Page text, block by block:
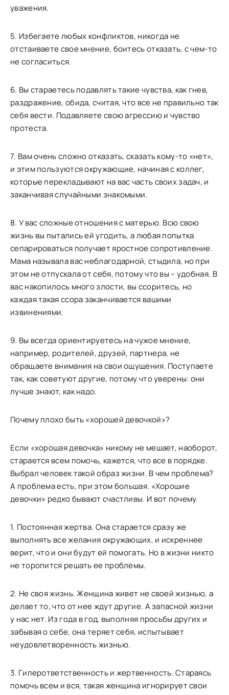
уважения.
5. Избегаете любых конфликтов, никогда не
отстаиваете свое мнение, боитесь отказать, с чем-то
не согласиться.
6. Вы стараетесь подавлять такие чувства, как гнев,
раздражение, обида, считая, что все не правильно так
себя вести. Подавляете свою агрессию и чувство
протеста.
7. Вам очень сложно отказать, сказать кому-то «нет»,
и этим пользуются окружающие, начиная с коллег,
которые перекладывают на вас часть своих задач, и
заканчивая случайными знакомыми.
8. У вас сложные отношения с матерью. Всю свою
жизнь вы пытались ей угодить, а любая попытка
сепарироваться получает яростное сопротивление.
Мама называла вас неблагодарной, стыдила, но при
этом не отпускала от себя, потому что вы – удобная. В
вас накопилось много злости, вы ссоритесь, но
каждая такая ссора заканчивается вашими
извинениями.
9. Вы всегда ориентируетесь на чужое мнение,
например, родителей, друзей, партнера, не
обращаете внимания на свои ощущения. Поступаете
так, как советуют другие, потому что уверены: они
лучше знают, как надо.
Почему плохо быть «хорошей девочкой»?
Если «хорошая девочка» никому не мешает, наоборот,
старается всем помочь, кажется, что все в порядке.
Выбрал человек такой образ жизни. В чем проблема?
А проблема есть, при этом большая. «Хорошие
девочки» редко бывают счастливы. И вот почему.
1. Постоянная жертва. Она старается сразу же
выполнять все желания окружающих, и искреннее
верит, что и они будут ей помогать. Но в жизни никто
не торопится решать ее проблемы.
2. Не своя жизнь. Женщина живет не своей жизнью, а
делает то, что от нее ждут другие. А запасной жизни
у нас нет. Из года в год, выполняя просьбы других и
забывая о себе, она теряет себя, испытывает
неудовлетворенность жизнью.
3. Гиперответственность и жертвенность. Стараясь
помочь всем и вся, такая женщина игнорирует свои